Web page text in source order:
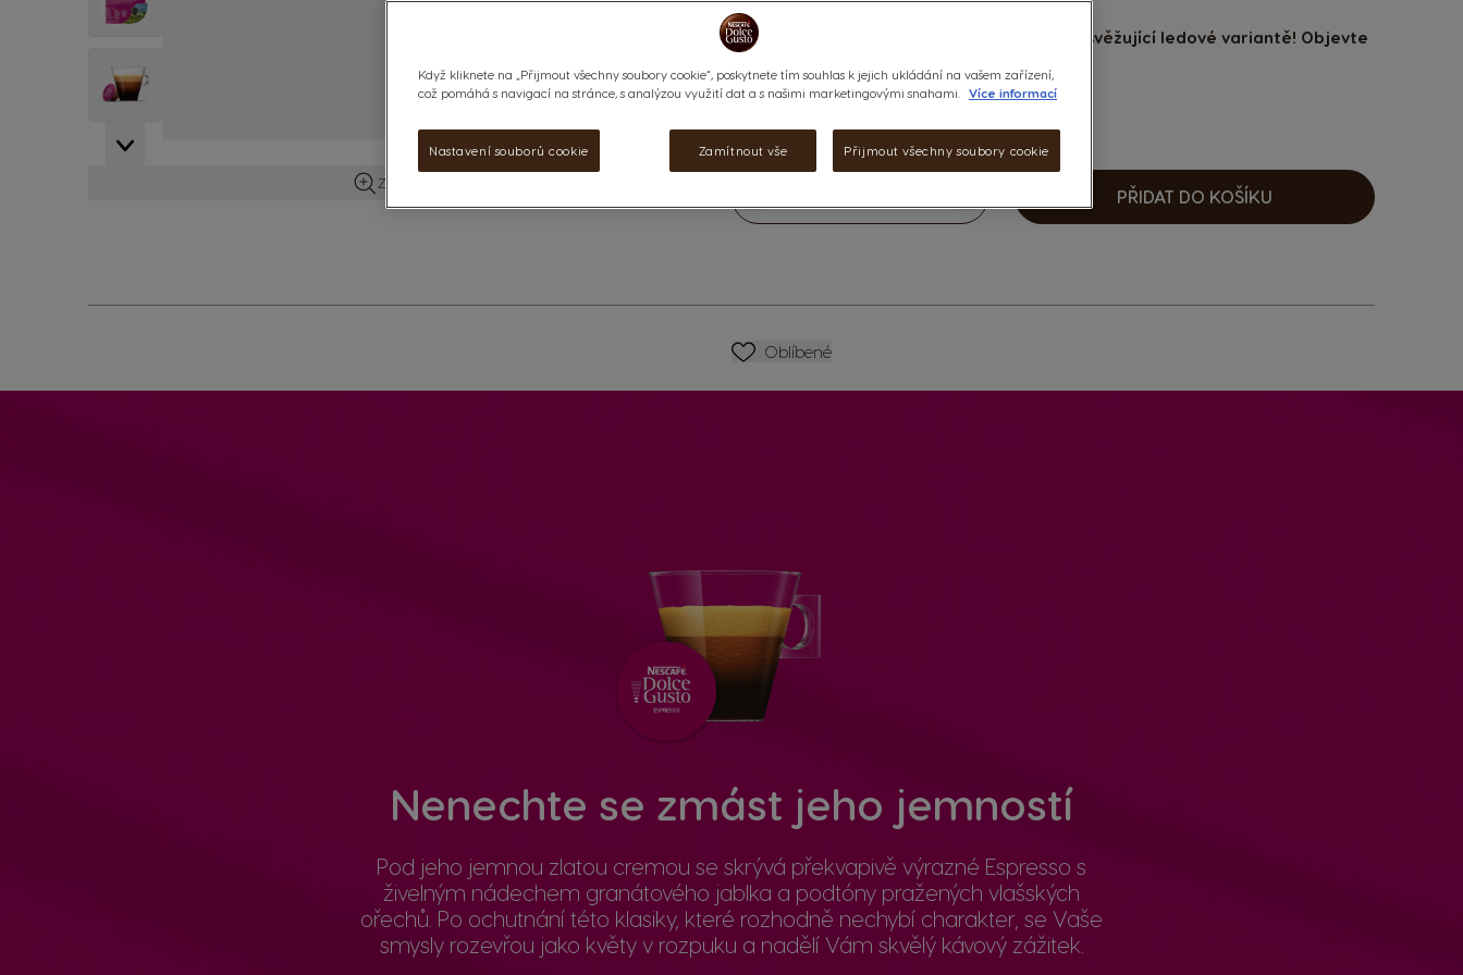
View larger image
Zobrazit více informací
arabiky z Latinské Ameriky.
Tuto kávu si během chvilky vychutnáte i v osvěžující ledové variantě! Objevte
Výživové údaje a složení
undefined
Snížit
Množství Zvýšit
PŘIDAT DO KOŠÍKU
SEZNAM PŘÁNÍ
Oblíbené
Nenechte se zmást jeho jemností
Pod jeho jemnou zlatou cremou se skrývá překvapivě výrazné Espresso s
živelným nádechem granátového jablka a podtóny pražených vlašských
ořechů. Po ochutnání této klasiky, které rozhodně nechybí charakter, se Vaše
smysly rozevřou jako květy v rozpuku a nadělí Vám skvělý kávový zážitek.
Když kliknete na „Přijmout všechny soubory cookie“, poskytnete tím souhlas k jejich ukládání na vašem zařízení,
což pomáhá s navigací na stránce, s analýzou využití dat a s našimi marketingovými snahami.
Více informací
Nastavení souborů cookie Zamítnout vše Přijmout všechny soubory cookie